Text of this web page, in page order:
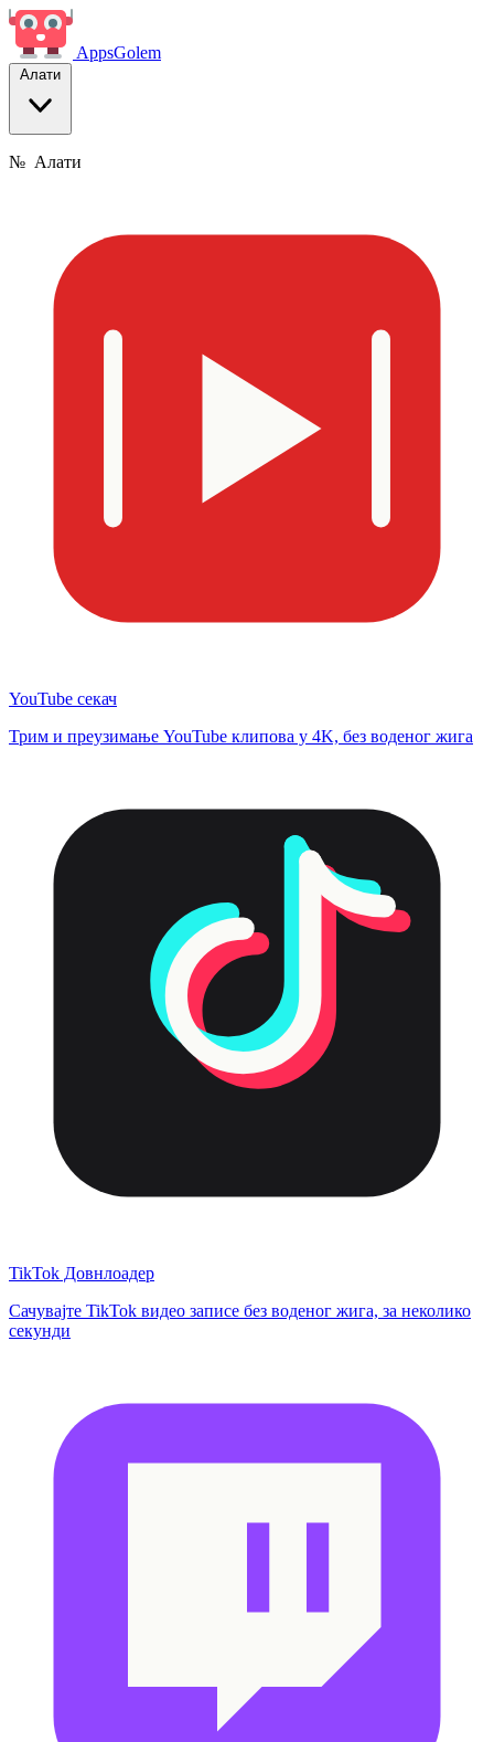
AppsGolem
Алати
№ Алати
YouTube секач
Трим и преузимање YouTube клипова у 4K, без воденог жига
TikTok Довнлоадер
Сачувајте TikTok видео записе без воденог жига, за неколико
секунди